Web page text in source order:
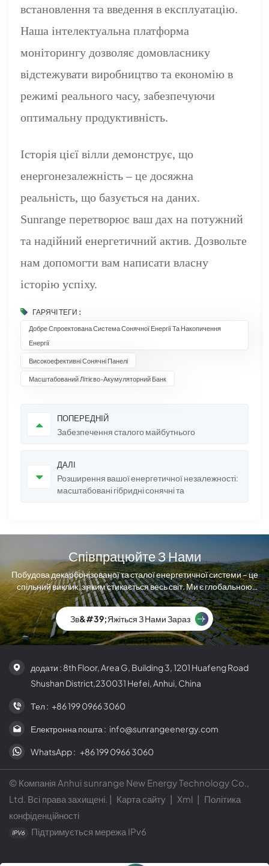
встановлення та введення в експлуатацію.
Наша інтелектуальна платформа
моніторингу дозволяє домовласнику
відстежувати виробництво та економію в
режимі реального часу, забезпечуючи
оптимальну продуктивність.
Історія цієї вілли демонструє, що
енергонезалежність – це досяжна
реальність, що базується на даних.
Sunrange перетворює ваш дах на потужний
та надійний енергетичний актив. Дозвольте
нам допомогти вам написати власну
історію успіху.
ГАРЯЧІ ТЕГИ :
Добре Спроектована Система Сонячної Енергії Та Накопичення
Енергії
Високоефективні Сонячні Панелі
Масштабований Літієво-Акумуляторний Банк
ПОПЕРЕДНІЙ
Забезпечення сталого майбутнього
ДАЛІ
Розширення вашої енергетичної незалежності:
масштабовані гібридні сонячні та
Співпрацюйте З Нами
Побудова декарбонізованої та сталої енергетичної системи – це
спільний виклик, з яким стикається весь світ. Ми є глобальною
компанією з виробництва сонячних модулів.
Зв&#39;яжіться З Нами Зараз
додати : 8th Floor, Area G, Building 3, 1201 Huafeng Road
Shushan District,230031 Hefei, Anhui, China
Тел : +86 199 0966 3060
Електронна пошта : info@sunrangeenergy.com
WhatsApp : +86 199 0966 3060
© Компанія Anhui sunrange New Energy Technology Co.,
Ltd. Всі права захищені. | Карта сайту | Xml | Політика
конфіденційності
Підтримується мережа IPv6